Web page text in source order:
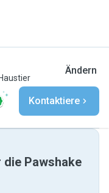
Ändern
Kontaktiere
Pawshake